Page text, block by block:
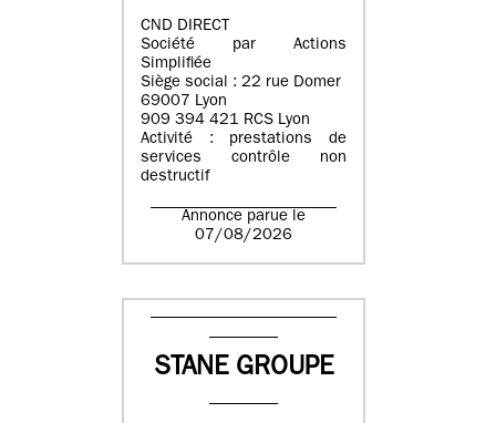
CND DIRECT
Société par Actions
Simplifiée
Siège social : 22 rue Domer
69007 Lyon
909 394 421 RCS Lyon
Activité : prestations de
services contrôle non
destructif
Annonce parue le
07/08/2026
STANE GROUPE